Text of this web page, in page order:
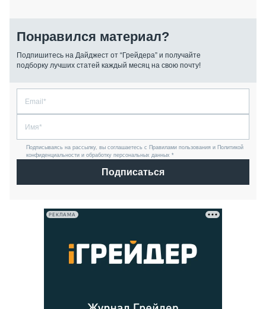
Понравился материал?
Подпишитесь на Дайджест от “Грейдера” и получайте
подборку лучших статей каждый месяц на свою почту!
Подписываясь на рассылку, вы соглашаетесь с Правилами пользования и Политикой
конфиденциальности и обработку персональных данных *
Подписаться
РЕКЛАМА